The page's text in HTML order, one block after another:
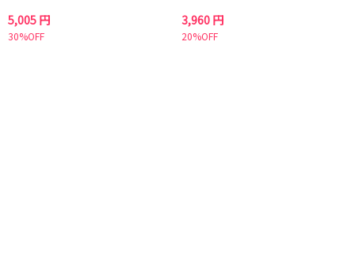
5,005 円
30%OFF
3,960 円
20%OFF